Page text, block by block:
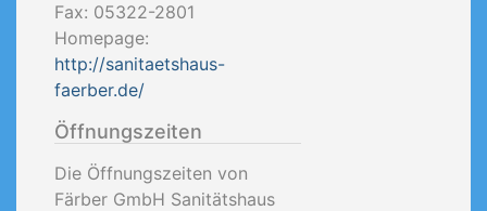
Fax: 05322-2801
Homepage:
http://sanitaetshaus-
faerber.de/
Öffnungszeiten
Die Öffnungszeiten von
Färber GmbH Sanitätshaus